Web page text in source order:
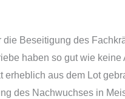
Beseitigung des
haben so gut wie
aus dem Lot
des Nachwuchses in